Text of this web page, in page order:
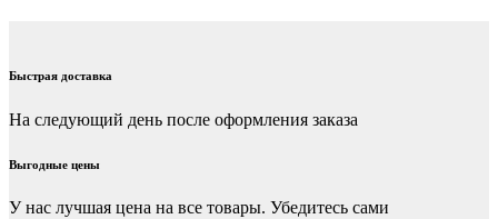
Быстрая доставка
На следующий день после оформления заказа
Выгодные цены
У нас лучшая цена на все товары. Убедитесь сами